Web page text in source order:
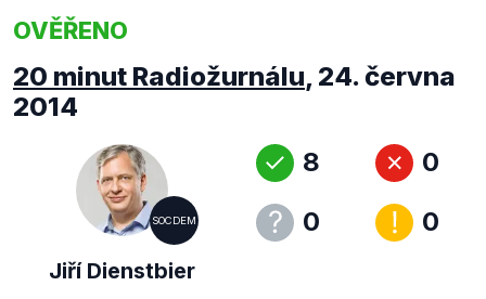
OVĚŘENO
20 minut Radiožurnálu, 24. června
2014
SOCDEM
Jiří Dienstbier
8
0
0
0